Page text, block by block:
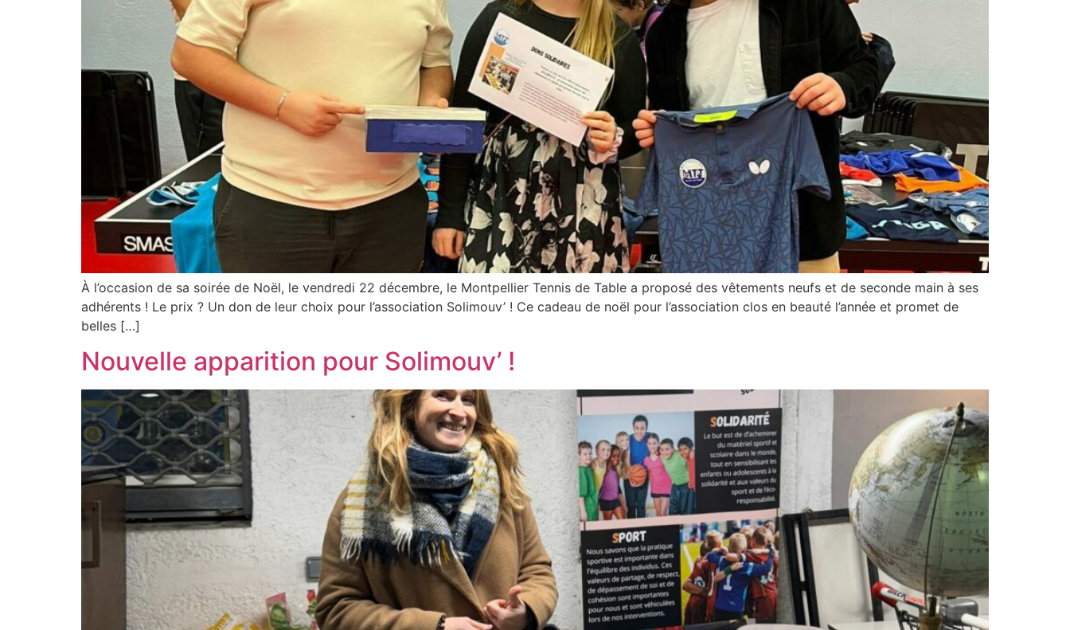
À l’occasion de sa soirée de Noël, le vendredi 22 décembre, le Montpellier Tennis de Table a proposé des vêtements neufs et de seconde main à ses
adhérents ! Le prix ? Un don de leur choix pour l’association Solimouv’ ! Ce cadeau de noël pour l’association clos en beauté l’année et promet de
belles […]
Nouvelle apparition pour Solimouv’ !